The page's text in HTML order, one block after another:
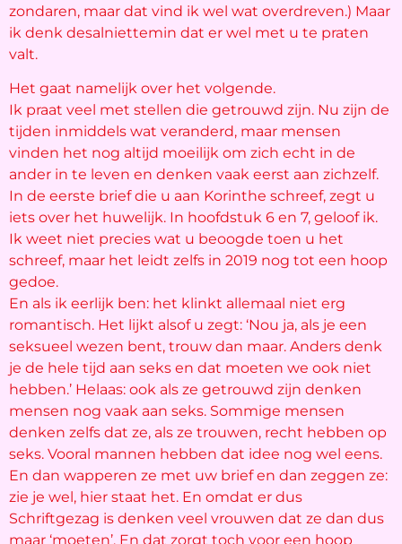
zondaren, maar dat vind ik wel wat overdreven.) Maar
ik denk desalniettemin dat er wel met u te praten
valt.
Het gaat namelijk over het volgende.
Ik praat veel met stellen die getrouwd zijn. Nu zijn de
tijden inmiddels wat veranderd, maar mensen
vinden het nog altijd moeilijk om zich echt in de
ander in te leven en denken vaak eerst aan zichzelf.
In de eerste brief die u aan Korinthe schreef, zegt u
iets over het huwelijk. In hoofdstuk 6 en 7, geloof ik.
Ik weet niet precies wat u beoogde toen u het
schreef, maar het leidt zelfs in 2019 nog tot een hoop
gedoe.
En als ik eerlijk ben: het klinkt allemaal niet erg
romantisch. Het lijkt alsof u zegt: ‘Nou ja, als je een
seksueel wezen bent, trouw dan maar. Anders denk
je de hele tijd aan seks en dat moeten we ook niet
hebben.’ Helaas: ook als ze getrouwd zijn denken
mensen nog vaak aan seks. Sommige mensen
denken zelfs dat ze, als ze trouwen, recht hebben op
seks. Vooral mannen hebben dat idee nog wel eens.
En dan wapperen ze met uw brief en dan zeggen ze:
zie je wel, hier staat het. En omdat er dus
Schriftgezag is denken veel vrouwen dat ze dan dus
maar ‘moeten’. En dat zorgt toch voor een hoop